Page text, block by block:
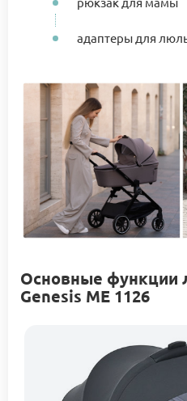
адаптеры для
Основные функции
Genesis ME 1126